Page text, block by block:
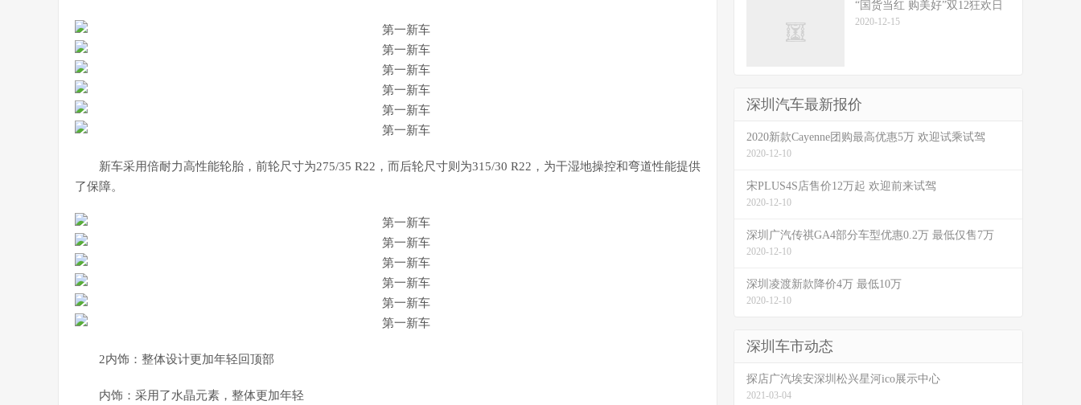
新车采用倍耐力高性能轮胎，前轮尺寸为275/35 R22，而后轮尺寸则为315/30 R22，为干湿地操控和弯道性能提供
了保障。
2内饰：整体设计更加年轻回顶部
内饰：采用了水晶元素，整体更加年轻
“国货当红 购美好”双12狂欢日
2020-12-15
深圳汽车最新报价
2020新款Cayenne团购最高优惠5万 欢迎试乘试驾
2020-12-10
宋PLUS4S店售价12万起 欢迎前来试驾
2020-12-10
深圳广汽传祺GA4部分车型优惠0.2万 最低仅售7万
2020-12-10
深圳凌渡新款降价4万 最低10万
2020-12-10
深圳车市动态
探店广汽埃安深圳松兴星河ico展示中心
2021-03-04